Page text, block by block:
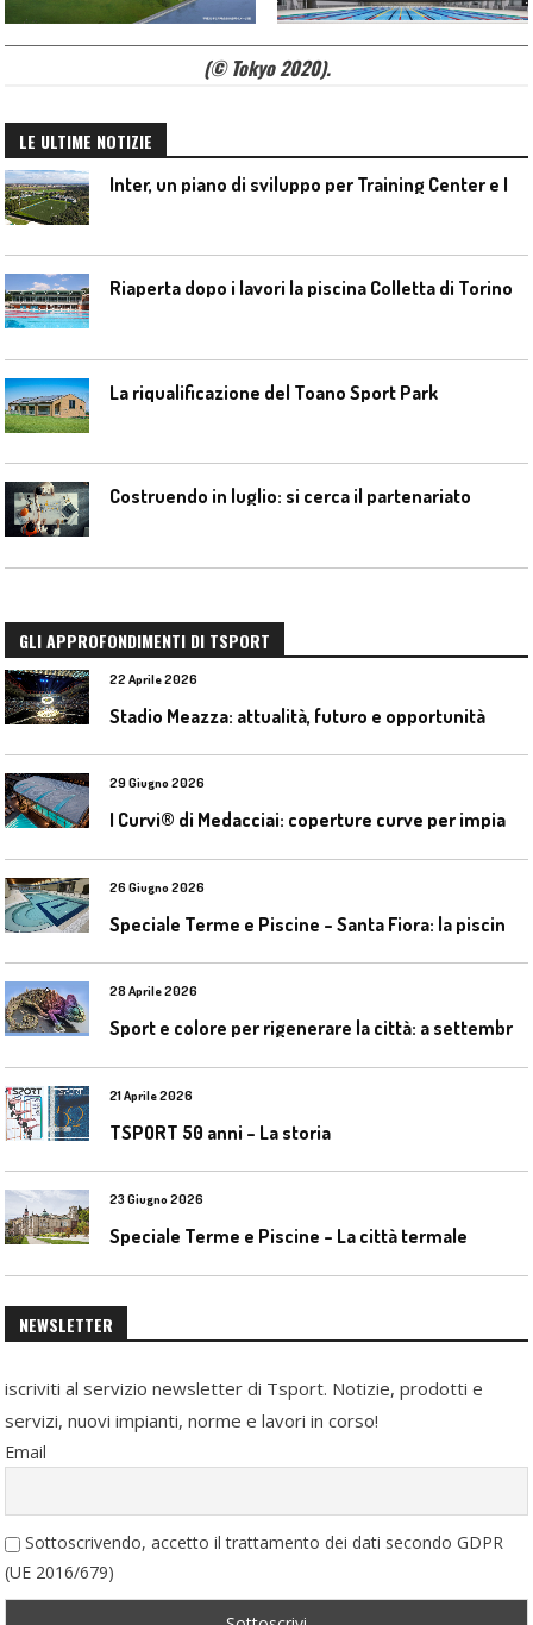
(© Tokyo 2020).
LE ULTIME NOTIZIE
Riaperta dopo i lavori la piscina Colletta di Torino
La riqualificazione del Toano Sport Park
Costruendo in luglio: si cerca il partenariato
GLI APPROFONDIMENTI DI TSPORT
22 Aprile 2026
Stadio Meazza: attualità, futuro e opportunità
29 Giugno 2026
26 Giugno 2026
28 Aprile 2026
21 Aprile 2026
TSPORT 50 anni – La storia
23 Giugno 2026
Speciale Terme e Piscine – La città termale
NEWSLETTER
iscriviti al servizio newsletter di Tsport. Notizie, prodotti e
servizi, nuovi impianti, norme e lavori in corso!
Email
Sottoscrivendo, accetto il trattamento dei dati secondo GDPR
(UE 2016/679)